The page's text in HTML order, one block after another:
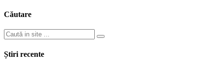
Căutare
Știri recente